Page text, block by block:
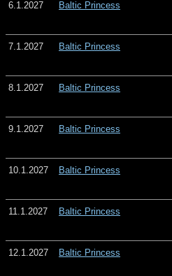
6.1.2027 Baltic Princess
7.1.2027 Baltic Princess
8.1.2027 Baltic Princess
9.1.2027 Baltic Princess
10.1.2027 Baltic Princess
11.1.2027 Baltic Princess
12.1.2027 Baltic Princess